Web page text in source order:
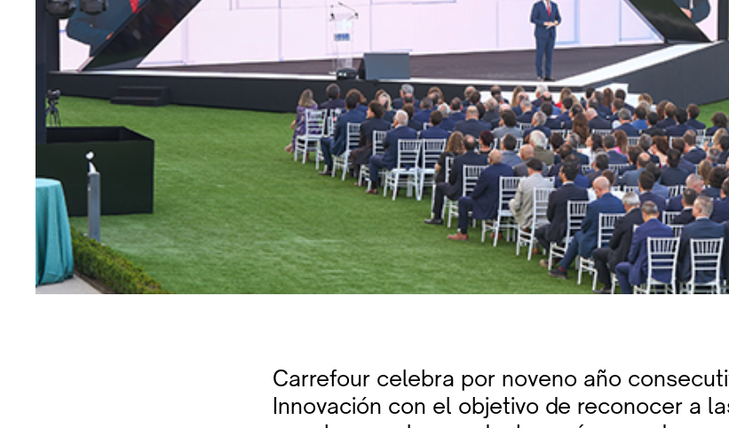
Carrefour celebra por noveno año
Innovación con el objetivo de reconocer a